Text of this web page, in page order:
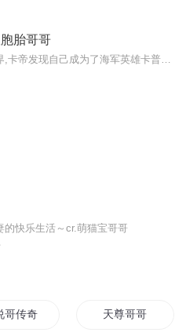
胎哥哥
的快乐生活～cr.萌猫宝哥哥
哥传奇 天尊哥哥